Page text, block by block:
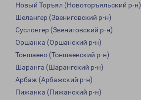
Новый Торъял (Новоторъяльский р-н)
Шелангер (Звениговский р-н)
Суслонгер (Звениговский р-н)
Оршанка (Оршанский р-н)
Тоншаево (Тоншаевский р-н)
Шаранга (Шарангский р-н)
Арбаж (Арбажский р-н)
Пижанка (Пижанский р-н)